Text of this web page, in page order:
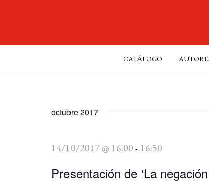
CATÁLOGO
octubre 2017
Presentación de ‘La
14/10/2017 @ 16:00 - 16:50